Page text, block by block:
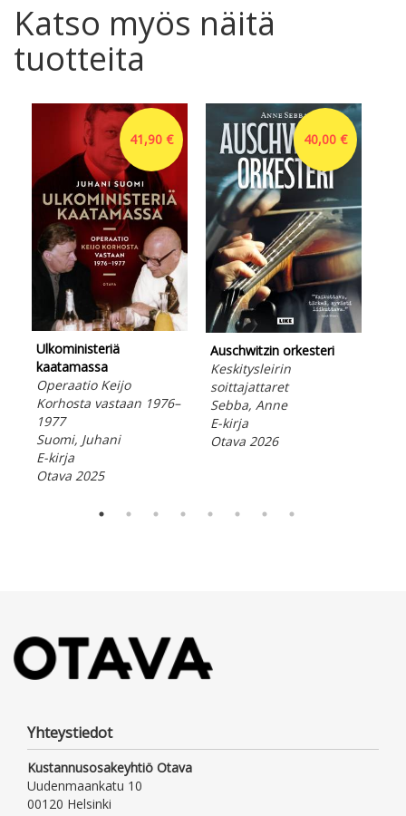
Katso myös näitä
tuotteita
41,90 €
Ulkoministeriä
kaatamassa
Operaatio Keijo
Korhosta vastaan 1976–
1977
Suomi, Juhani
E-kirja
Otava 2025
40,00 €
Auschwitzin orkesteri
Keskitysleirin
soittajattaret
Sebba, Anne
E-kirja
Otava 2026
Yhteystiedot
Kustannusosakeyhtiö Otava
Uudenmaankatu 10
00120 Helsinki